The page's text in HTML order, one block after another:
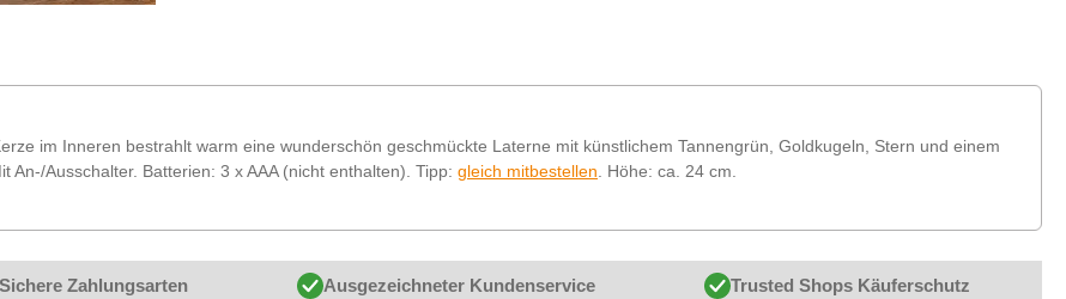
im Inneren bestrahlt warm eine wunderschön geschmückte Laterne mit künstlichem Tannengrün, Goldkugeln, Stern und einem
Ausschalter. Batterien: 3 x AAA (nicht enthalten). Tipp: gleich mitbestellen . Höhe: ca. 24 cm.
Sichere Zahlungsarten Ausgezeichneter Kundenservice Trusted Shops Käuferschutz